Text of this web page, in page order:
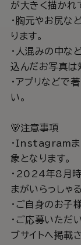
が大きく描かれ
・胸元やお尻な
ります。
・人混みの中な
込んだお写真は
・アプリなどで
い。
🐻注意事項
・Instagramま
象となります。
・2024年8月
まがいらっしゃ
・ご自身のお子
・ご応募いた
ブサイトへ掲載